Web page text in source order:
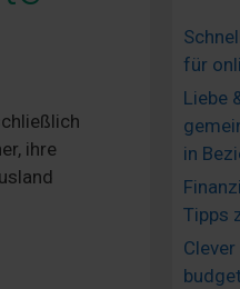
ihre
für
Liebe
in
Tipps